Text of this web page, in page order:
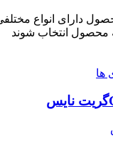
دارای انواع
انتخاب شوند
ها